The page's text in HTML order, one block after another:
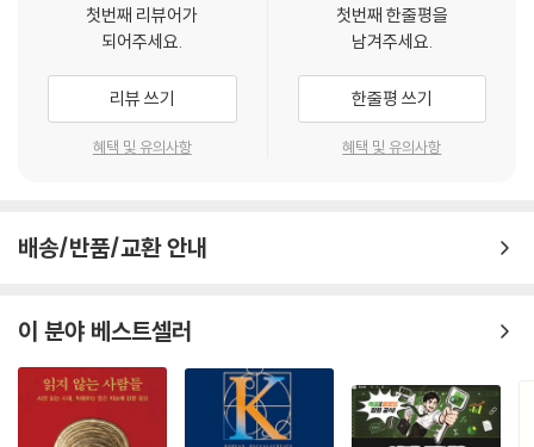
첫번째 리뷰어가
되어주세요.
리뷰 쓰기
혜택 및 유의사항
첫번째 한줄평을
남겨주세요.
한줄평 쓰기
혜택 및 유의사항
배송/반품/교환 안내
이 분야 베스트셀러